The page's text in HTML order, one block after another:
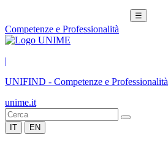
☰
Competenze e Professionalità
|
UNIFIND - Competenze e Professionalità
unime.it
IT EN